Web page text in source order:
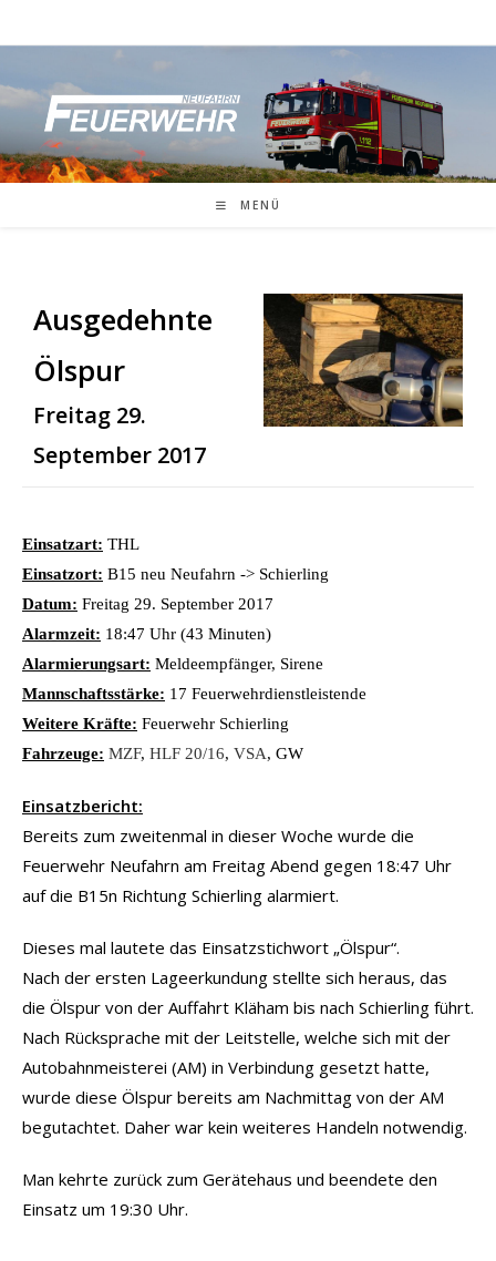
Inhalt
MENÜ
Ausgedehnte
Ölspur
Freitag 29.
September 2017
Einsatzart: THL
Einsatzort: B15 neu Neufahrn -> Schierling
Datum: Freitag 29. September 2017
Alarmzeit: 18:47 Uhr (43 Minuten)
Alarmierungsart: Meldeempfänger, Sirene
Mannschaftsstärke: 17 Feuerwehrdienstleistende
Weitere Kräfte: Feuerwehr Schierling
Fahrzeuge: MZF, HLF 20/16, VSA, GW
Einsatzbericht:
Bereits zum zweitenmal in dieser Woche wurde die
Feuerwehr Neufahrn am Freitag Abend gegen 18:47 Uhr
auf die B15n Richtung Schierling alarmiert.
Dieses mal lautete das Einsatzstichwort „Ölspur“.
Nach der ersten Lageerkundung stellte sich heraus, das
die Ölspur von der Auffahrt Kläham bis nach Schierling führt.
Nach Rücksprache mit der Leitstelle, welche sich mit der
Autobahnmeisterei (AM) in Verbindung gesetzt hatte,
wurde diese Ölspur bereits am Nachmittag von der AM
begutachtet. Daher war kein weiteres Handeln notwendig.
Man kehrte zurück zum Gerätehaus und beendete den
Einsatz um 19:30 Uhr.